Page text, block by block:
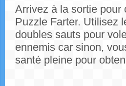
Arrivez à la sortie pour
Puzzle Farter. Utilisez
doubles sauts pour
ennemis car sinon,
santé pleine pour